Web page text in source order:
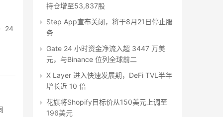
24
持仓增至53,837股
Step App宣布关闭，将于8月21日停止服
务
Gate 24 小时资金净流入超 3447 万美
元，与Binance 位列全球前二
X Layer 进入快速发展期，DeFi TVL半年
增长近 10 倍
花旗将Shopify目标价从150美元上调至
196美元